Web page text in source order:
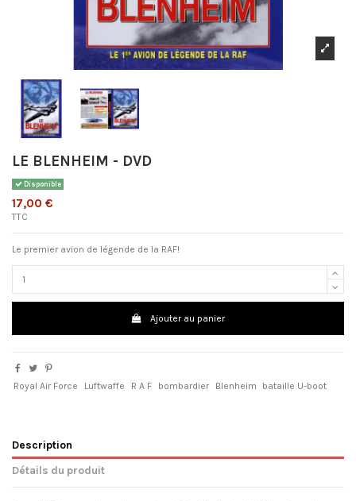
LE BLENHEIM - DVD
Disponible
17,00 €
TTC
Le premier avion de légende de la RAF!
Ajouter au panier
Royal Air Force Luftwaffe R A F bombardier Blenheim bataille U-boot
Description
Détails du produit